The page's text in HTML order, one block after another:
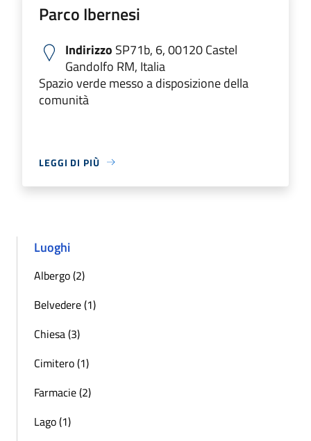
Parco Ibernesi
Indirizzo SP71b, 6, 00120 Castel
Gandolfo RM, Italia
Spazio verde messo a disposizione della
comunità
LEGGI DI PIÙ
Luoghi
Albergo (2)
Belvedere (1)
Chiesa (3)
Cimitero (1)
Farmacie (2)
Lago (1)